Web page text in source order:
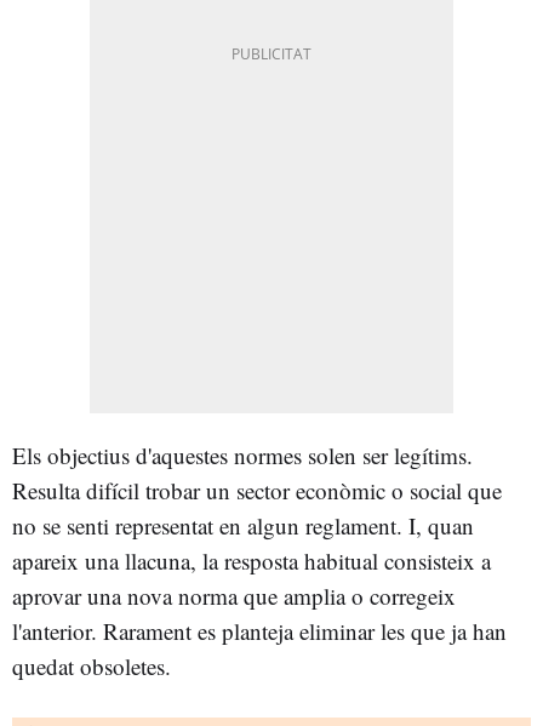
Els objectius d'aquestes normes solen ser legítims.
Resulta difícil trobar un sector econòmic o social que
no se senti representat en algun reglament. I, quan
apareix una llacuna, la resposta habitual consisteix a
aprovar una nova norma que amplia o corregeix
l'anterior. Rarament es planteja eliminar les que ja han
quedat obsoletes.